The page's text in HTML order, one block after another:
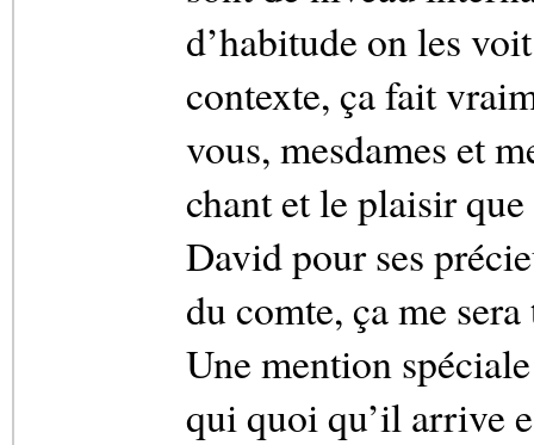
d’habitude on les
contexte, ça fait
vous, mesdames et
chant et le plaisir
David pour ses
du comte, ça me
Une mention
qui quoi qu’il arrive